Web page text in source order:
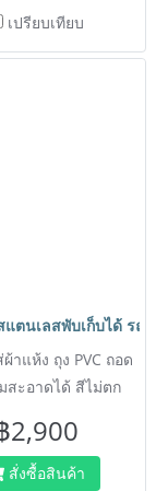
เปรียบเทียบ
เป็นสนิม ล้างทำความ
ตนเลสพับเก็บได้ รถเข็
าแห้ง ถุง PVC ถอด
สะอาดได้ สีไม่ตก
2,900
สั่งซื้อสินค้า